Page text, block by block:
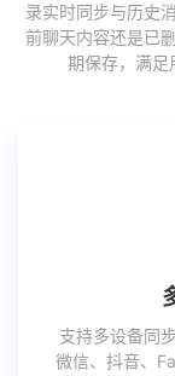
录实时同步与历史
前聊天内容还是已
期保存，满足
支持多设备同
微信、抖音、